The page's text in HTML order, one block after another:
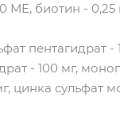
МЕ, биотин - 0,25
пентагидрат -
- 100 мг,
цинка сульфат